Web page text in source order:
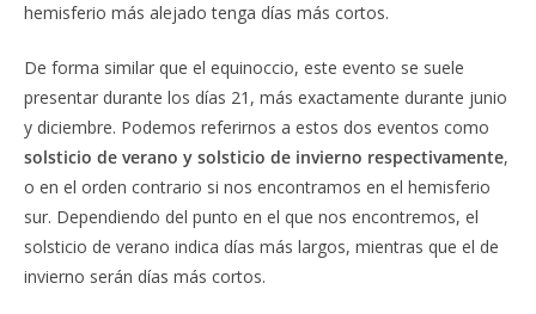
hemisferio más alejado tenga días más cortos.
De forma similar que el equinoccio, este evento se suele
presentar durante los días 21, más exactamente durante junio
y diciembre. Podemos referirnos a estos dos eventos como
solsticio de verano y solsticio de invierno respectivamente,
o en el orden contrario si nos encontramos en el hemisferio
sur. Dependiendo del punto en el que nos encontremos, el
solsticio de verano indica días más largos, mientras que el de
invierno serán días más cortos.